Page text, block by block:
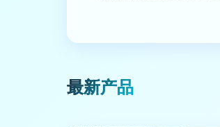
最新产品